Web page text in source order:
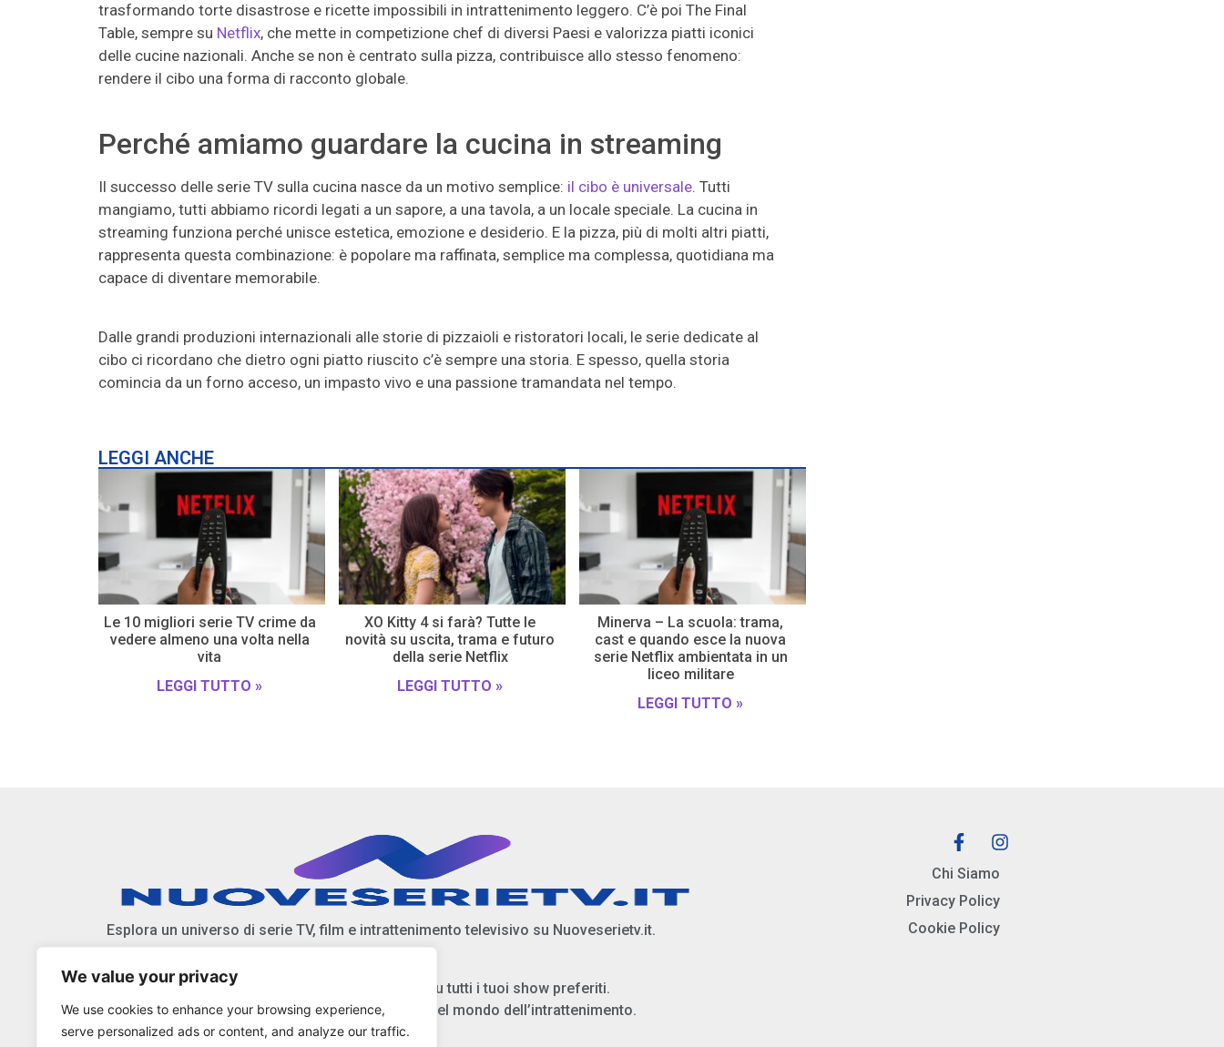
We value your privacy
We use cookies to enhance your browsing experience,
serve personalized ads or content, and analyze our traffic.
trasformando torte disastrose e ricette impossibili in intrattenimento leggero. C’è poi The Final
Table, sempre su Netflix, che mette in competizione chef di diversi Paesi e valorizza piatti iconici
delle cucine nazionali. Anche se non è centrato sulla pizza, contribuisce allo stesso fenomeno:
rendere il cibo una forma di racconto globale.
Perché amiamo guardare la cucina in streaming
Il successo delle serie TV sulla cucina nasce da un motivo semplice: il cibo è universale. Tutti
mangiamo, tutti abbiamo ricordi legati a un sapore, a una tavola, a un locale speciale. La cucina in
streaming funziona perché unisce estetica, emozione e desiderio. E la pizza, più di molti altri piatti,
rappresenta questa combinazione: è popolare ma raffinata, semplice ma complessa, quotidiana ma
capace di diventare memorabile.
Dalle grandi produzioni internazionali alle storie di pizzaioli e ristoratori locali, le serie dedicate al
cibo ci ricordano che dietro ogni piatto riuscito c’è sempre una storia. E spesso, quella storia
comincia da un forno acceso, un impasto vivo e una passione tramandata nel tempo.
LEGGI ANCHE
Le 10 migliori serie TV crime da
vedere almeno una volta nella
vita
LEGGI TUTTO »
XO Kitty 4 si farà? Tutte le
novità su uscita, trama e futuro
della serie Netflix
LEGGI TUTTO »
Minerva – La scuola: trama,
cast e quando esce la nuova
serie Netflix ambientata in un
liceo militare
LEGGI TUTTO »
Esplora un universo di serie TV, film e intrattenimento televisivo su Nuoveserietv.it.
Scopri anticipazioni, notizie, e approfondimenti su tutti i tuoi show preferiti.
Resta aggiornato sulle ultime tendenze e novità del mondo dell’intrattenimento.
Chi Siamo
Privacy Policy
Cookie Policy